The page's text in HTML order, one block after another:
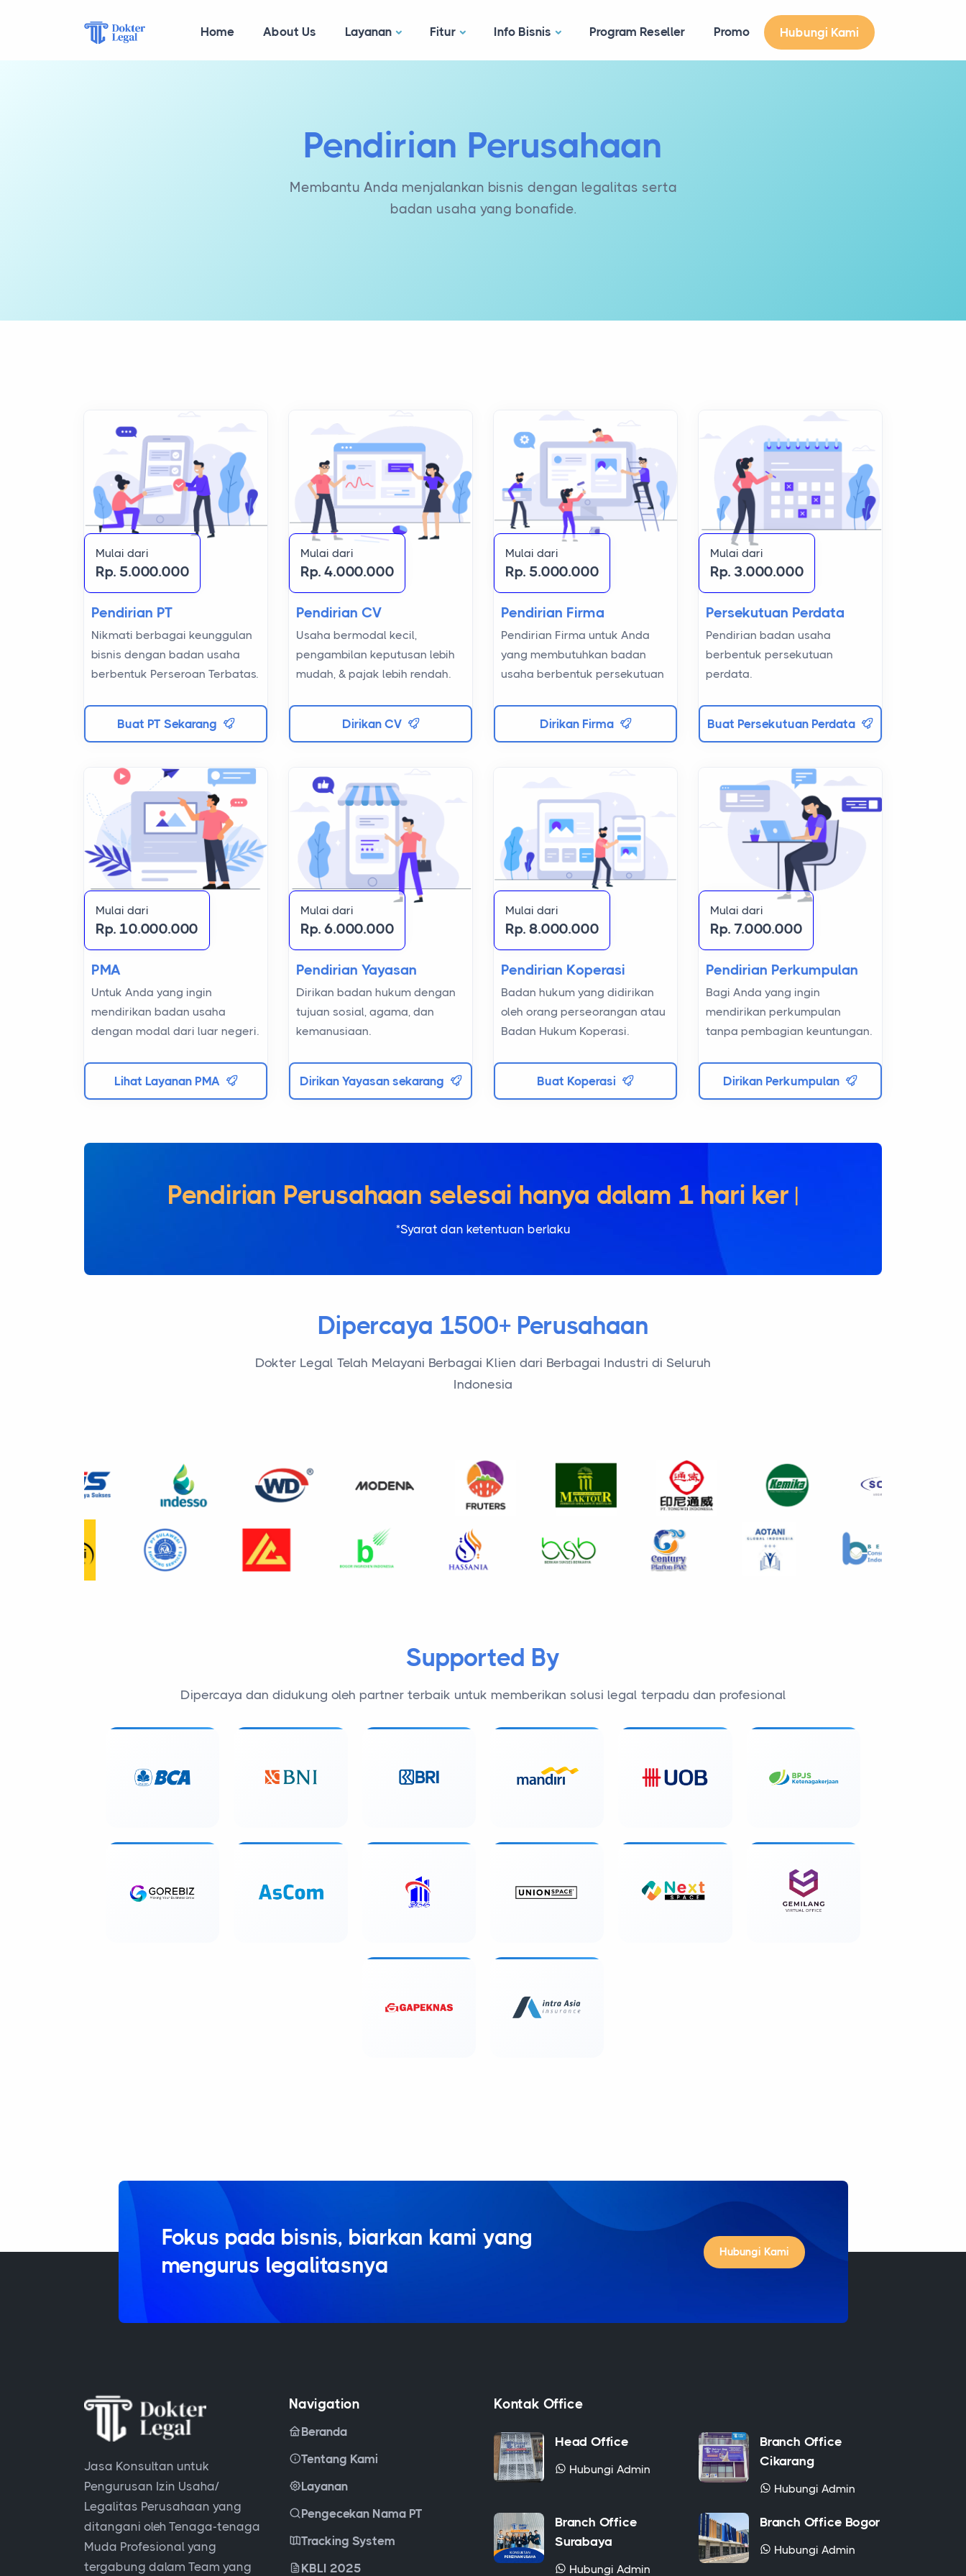
Home About Us Layanan Fitur Info Bisnis Program Reseller Promo Hubungi Kami
Pendirian Perusahaan
Membantu Anda menjalankan bisnis dengan legalitas serta
badan usaha yang bonafide.
Mulai dari
Rp. 5.000.000
Pendirian PT
Nikmati berbagai keunggulan
bisnis dengan badan usaha
berbentuk Perseroan Terbatas.
Buat PT Sekarang
Mulai dari
Rp. 4.000.000
Pendirian CV
Usaha bermodal kecil,
pengambilan keputusan lebih
mudah, & pajak lebih rendah.
Dirikan CV
Mulai dari
Rp. 5.000.000
Pendirian Firma
Pendirian Firma untuk Anda
yang membutuhkan badan
usaha berbentuk persekutuan
Dirikan Firma
Mulai dari
Rp. 3.000.000
Persekutuan Perdata
Pendirian badan usaha
berbentuk persekutuan
perdata.
Buat Persekutuan Perdata
Mulai dari
Rp. 10.000.000
PMA
Untuk Anda yang ingin
mendirikan badan usaha
dengan modal dari luar negeri.
Lihat Layanan PMA
Mulai dari
Rp. 6.000.000
Pendirian Yayasan
Dirikan badan hukum dengan
tujuan sosial, agama, dan
kemanusiaan.
Dirikan Yayasan sekarang
Mulai dari
Rp. 8.000.000
Pendirian Koperasi
Badan hukum yang didirikan
oleh orang perseorangan atau
Badan Hukum Koperasi.
Buat Koperasi
Mulai dari
Rp. 7.000.000
Pendirian Perkumpulan
Bagi Anda yang ingin
mendirikan perkumpulan
tanpa pembagian keuntungan.
Dirikan Perkumpulan
Pendirian Perusahaan selesai hanya dalam|
*Syarat dan ketentuan berlaku
Dipercaya 1500+ Perusahaan
Dokter Legal Telah Melayani Berbagai Klien dari Berbagai Industri di Seluruh
Indonesia
Supported By
Dipercaya dan didukung oleh partner terbaik untuk memberikan solusi legal terpadu dan profesional
Fokus pada bisnis, biarkan kami yang
mengurus legalitasnya
Hubungi Kami
Jasa Konsultan untuk
Pengurusan Izin Usaha/
Legalitas Perusahaan yang
ditangani oleh Tenaga-tenaga
Muda Profesional yang
tergabung dalam Team yang
Navigation
Beranda
Tentang Kami
Layanan
Pengecekan Nama PT
Tracking System
KBLI 2025
Kontak Office
Head Office
Hubungi Admin
Branch Office
Cikarang
Hubungi Admin
Branch Office
Surabaya
Hubungi Admin
Branch Office Bogor
Hubungi Admin